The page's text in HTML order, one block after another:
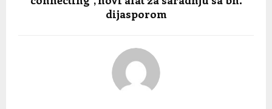
dijasporom